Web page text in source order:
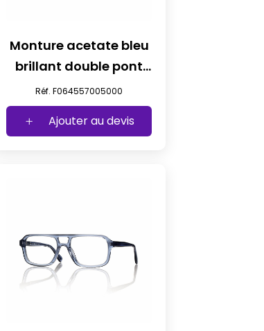
Monture acetate bleu
brillant double pont
t57
Réf. F064557005000
Ajouter au devis